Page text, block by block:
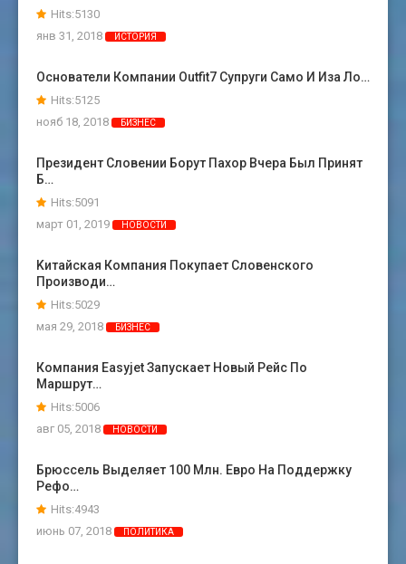
Hits:5130
янв 31, 2018
ИСТОРИЯ
Основатели Компании Outfit7 Супруги Само И Иза Ло…
Hits:5125
нояб 18, 2018
БИЗНЕС
Президент Словении Борут Пахор Вчера Был Принят
Б…
Hits:5091
март 01, 2019
НОВОСТИ
Kитайская Компания Покупает Словенского
Производи…
Hits:5029
мая 29, 2018
БИЗНЕС
Компания Easyjet Запускает Новый Рейс По
Маршрут…
Hits:5006
авг 05, 2018
НОВОСТИ
Брюссель Выделяет 100 Млн. Евро На Поддержку
Рефо…
Hits:4943
июнь 07, 2018
ПОЛИТИКА